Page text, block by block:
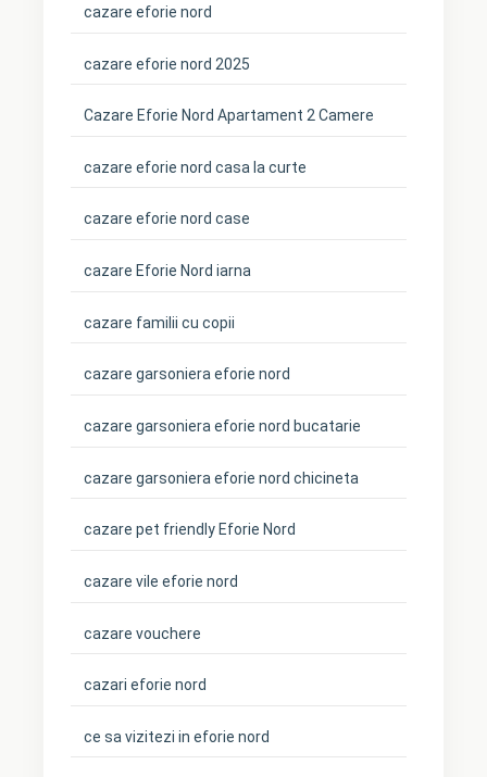
cazare eforie nord
cazare eforie nord 2025
Cazare Eforie Nord Apartament 2 Camere
cazare eforie nord casa la curte
cazare eforie nord case
cazare Eforie Nord iarna
cazare familii cu copii
cazare garsoniera eforie nord
cazare garsoniera eforie nord bucatarie
cazare garsoniera eforie nord chicineta
cazare pet friendly Eforie Nord
cazare vile eforie nord
cazare vouchere
cazari eforie nord
ce sa vizitezi in eforie nord